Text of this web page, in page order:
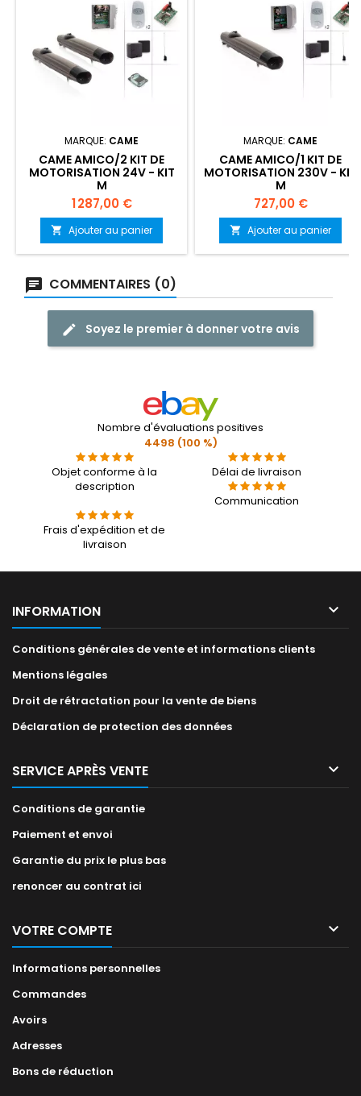
MARQUE: CAME
CAME AMICO/2 KIT DE
MOTORISATION 24V - KIT
M
Prix
1 287,00 €
 Ajouter au panier
MARQUE: CAME
CAME AMICO/1 KIT DE
MOTORISATION 230V - KIT
M
Prix
727,00 €
 Ajouter au panier
COMMENTAIRES (0)
Soyez le premier à donner votre avis
Nombre d'évaluations positives
4498 (100 %)
Objet conforme à la
description
Délai de livraison
Communication
Frais d'expédition et de
livraison
INFORMATION 
Conditions générales de vente et informations clients
Mentions légales
Droit de rétractation pour la vente de biens
Déclaration de protection des données
SERVICE APRÈS VENTE 
Conditions de garantie
Paiement et envoi
Garantie du prix le plus bas
renoncer au contrat ici
VOTRE COMPTE 
Informations personnelles
Commandes
Avoirs
Adresses
Bons de réduction